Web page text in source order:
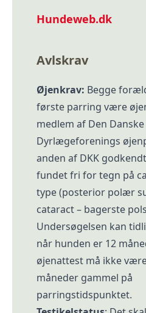
Hundeweb.dk
Avlskrav
Øjenkrav: Begge
første parring være
medlem af Den Danske
Dyrlægeforenings
anden af DKK
fundet fri for tegn på
type (posterior polær
cataract – bagerste
Undersøgelsen kan
når hunden er 12
øjenattest må ikke
måneder gammel på
parringstidspunktet.